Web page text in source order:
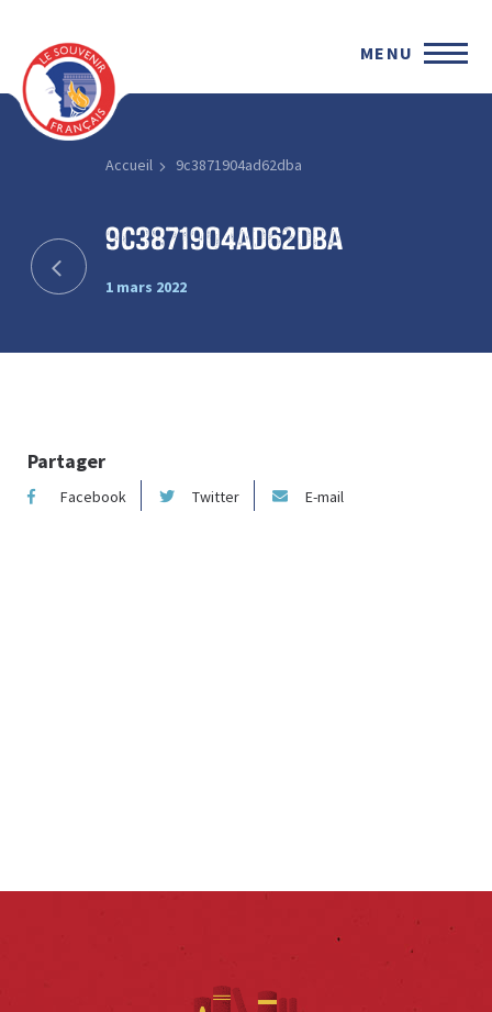
MENU
Accueil 9c3871904ad62dba
9c3871904ad62dba
1 mars 2022
Partager
Facebook Twitter E-mail